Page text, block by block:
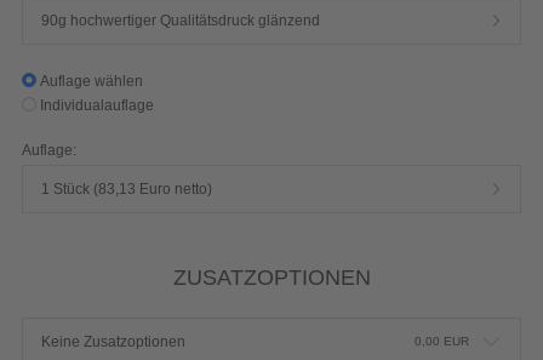
90g hochwertiger Qualitätsdruck glänzend
Auflage wählen
Individualauflage
Auflage:
1 Stück (83,13 Euro netto)
ZUSATZOPTIONEN
Keine Zusatzoptionen 0,00 EUR